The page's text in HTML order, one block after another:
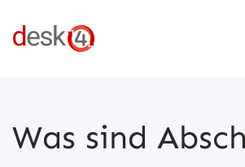
Was sind